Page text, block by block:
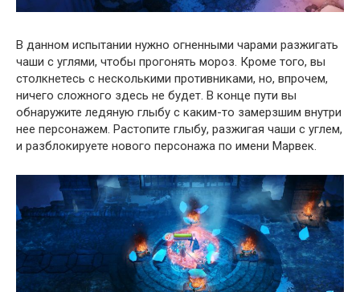
В данном испытании нужно огненными чарами разжигать
чаши с углями, чтобы прогонять мороз. Кроме того, вы
столкнетесь с несколькими противниками, но, впрочем,
ничего сложного здесь не будет. В конце пути вы
обнаружите ледяную глыбу с каким-то замерзшим внутри
нее персонажем. Растопите глыбу, разжигая чаши с углем,
и разблокируете нового персонажа по имени Марвек.